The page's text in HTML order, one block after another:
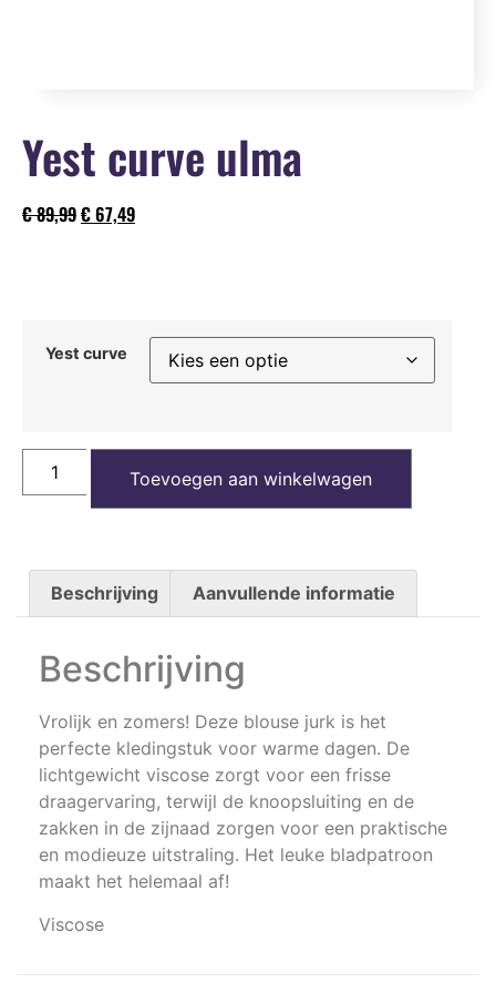
Yest curve ulma
€89,99€67,49
Yest curve
Toevoegen aan winkelwagen
Beschrijving Aanvullende informatie
Beschrijving
Vrolijk en zomers! Deze blouse jurk is het
perfecte kledingstuk voor warme dagen. De
lichtgewicht viscose zorgt voor een frisse
draagervaring, terwijl de knoopsluiting en de
zakken in de zijnaad zorgen voor een praktische
en modieuze uitstraling. Het leuke bladpatroon
maakt het helemaal af!
Viscose